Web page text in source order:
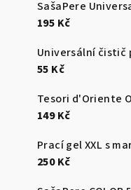
SašaPere
195 Kč
55 Kč
149 Kč
250 Kč